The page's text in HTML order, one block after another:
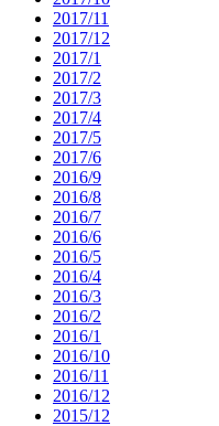
2017/11
2017/12
2017/1
2017/2
2017/3
2017/4
2017/5
2017/6
2016/9
2016/8
2016/7
2016/6
2016/5
2016/4
2016/3
2016/2
2016/1
2016/10
2016/11
2016/12
2015/12